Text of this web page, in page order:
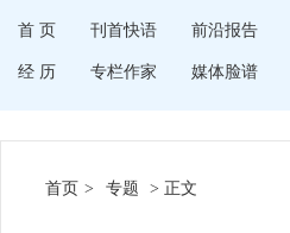
首 页 刊首快语 前沿报告
经 历 专栏作家 媒体脸谱
首页 > 专题 > 正文